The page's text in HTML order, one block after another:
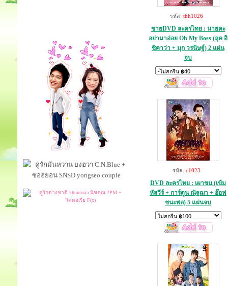
รหัส: thh1026
ขายDVD ละครไทย : นายคะ
อย่ามาอ่อย Oh My Boss (ลุค อิ
ชิคาว่า + มุก วรนิษฐ์) 2 แผ่น
จบ
รหัส: c1023
DVD ละครไทย : เผาขน (เข้ม
หัสวีร์ + การ์ตูน ณัฐฌา + อ๊อฟ
ชนะพล) 5 แผ่นจบ